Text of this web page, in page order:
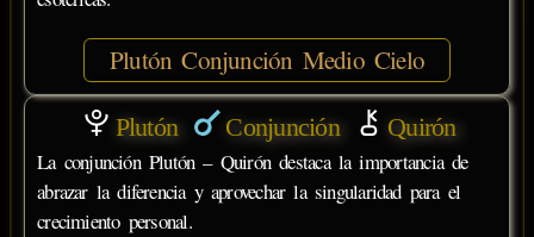
Plutón Conjunción Medio Cielo
Plutón Conjunción Quirón
La conjunción Plutón – Quirón destaca la importancia de
abrazar la diferencia y aprovechar la singularidad para el
crecimiento personal.